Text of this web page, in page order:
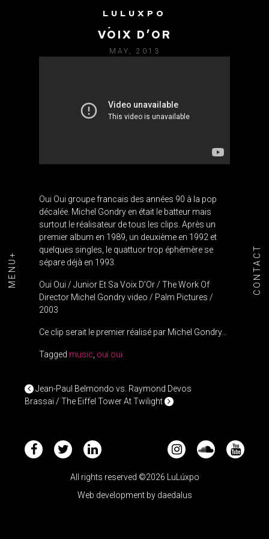
LULUXPO
MENU+ CONTACT
VOIX D’OR
MAY, 2013
Oui Oui groupe francais des années 90 à la pop
décalée. Michel Gondry en était le batteur mais
surtout le réalisateur de tous les clips. Après un
premier album en 1989, un deuxième en 1992 et
quelques singles, le quattuor trop éphémère se
sépare déjà en 1993.
Oui Oui / Junior Et Sa Voix D’Or / The Work Of
Director Michel Gondry video / Palm Pictures /
2003
Ce clip serait le premier réalisé par Michel Gondry…
Tagged music oui oui
POST NAVIGATION
Jean-Paul Belmondo vs. Raymond Devos
Brassaï / The Eiffel Tower At Twilight
All rights reserved ©2026 LuLúxpo
Web development by daedalus